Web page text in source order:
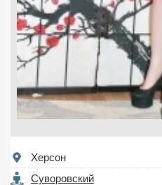
Херсон
Суворовский